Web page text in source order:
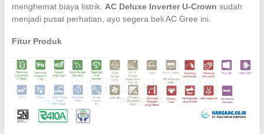
menghemat biaya listrik. AC Deluxe Inverter U-Crown sudah
menjadi pusat perhatian, ayo segera beli AC Gree ini.
Fitur Produk